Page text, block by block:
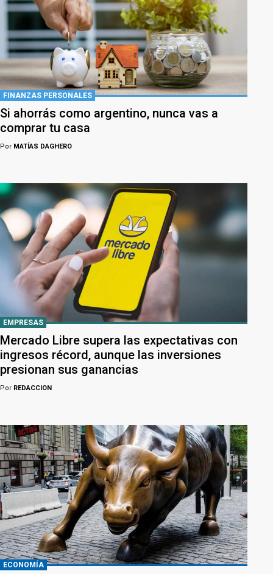
FINANZAS PERSONALES
Si ahorrás como argentino, nunca vas a
comprar tu casa
Por MATÍAS DAGHERO
EMPRESAS
Mercado Libre supera las expectativas con
ingresos récord, aunque las inversiones
presionan sus ganancias
Por REDACCION
ECONOMÍA